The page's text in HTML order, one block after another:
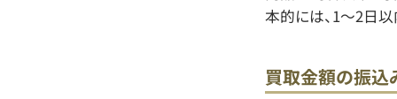
本的には、1～2日
買取金額の振込